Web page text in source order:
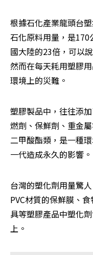
根據石化產業龍頭台
石化原料用量，是
國大陸的23倍，可以
然而在每天耗用塑膠
環境上的災難。
塑膠製品中，往往添
燃劑、保鮮劑、重金
二甲酸酯類，是一種
一代造成永久的影響。
台灣的塑化劑用量驚
PVC材質的保鮮膜、
具等塑膠產品中塑化
上。